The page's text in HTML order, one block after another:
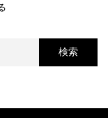
検索